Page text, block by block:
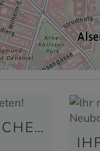
LAGER/GEWERBEFLÄCHE ZU VERMIETEN!